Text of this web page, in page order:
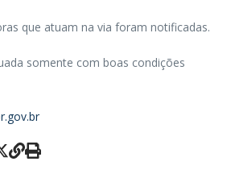
que atuam na via foram notificadas.
somente com boas condições